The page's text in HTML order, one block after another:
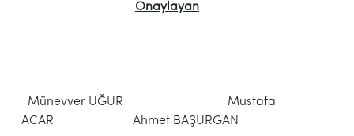
Onaylayan
Münevver UĞUR Mustafa
ACAR Ahmet BAŞURGAN